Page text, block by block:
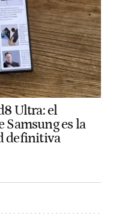
Ultra: el
Samsung es la
definitiva